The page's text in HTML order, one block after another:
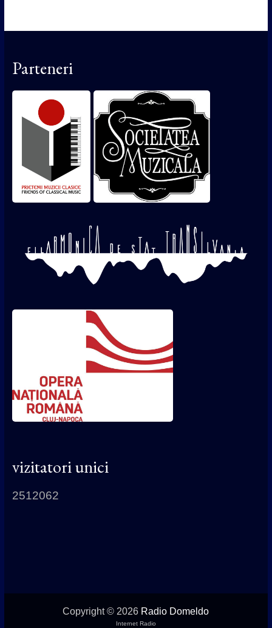
Parteneri
vizitatori unici
2512062
Copyright © 2026 Radio Domeldo
Internet Radio